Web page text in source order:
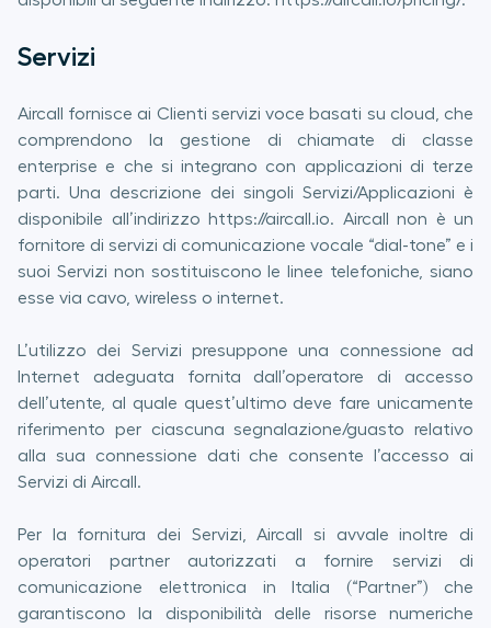
Servizi
Aircall fornisce ai Clienti servizi voce basati su cloud, che
comprendono la gestione di chiamate di classe
enterprise e che si integrano con applicazioni di terze
parti. Una descrizione dei singoli Servizi/Applicazioni è
disponibile all’indirizzo https://aircall.io. Aircall non è un
fornitore di servizi di comunicazione vocale “dial-tone” e i
suoi Servizi non sostituiscono le linee telefoniche, siano
esse via cavo, wireless o internet.
L’utilizzo dei Servizi presuppone una connessione ad
Internet adeguata fornita dall’operatore di accesso
dell’utente, al quale quest’ultimo deve fare unicamente
riferimento per ciascuna segnalazione/guasto relativo
alla sua connessione dati che consente l’accesso ai
Servizi di Aircall.
Per la fornitura dei Servizi, Aircall si avvale inoltre di
operatori partner autorizzati a fornire servizi di
comunicazione elettronica in Italia (“Partner”) che
garantiscono la disponibilità delle risorse numeriche